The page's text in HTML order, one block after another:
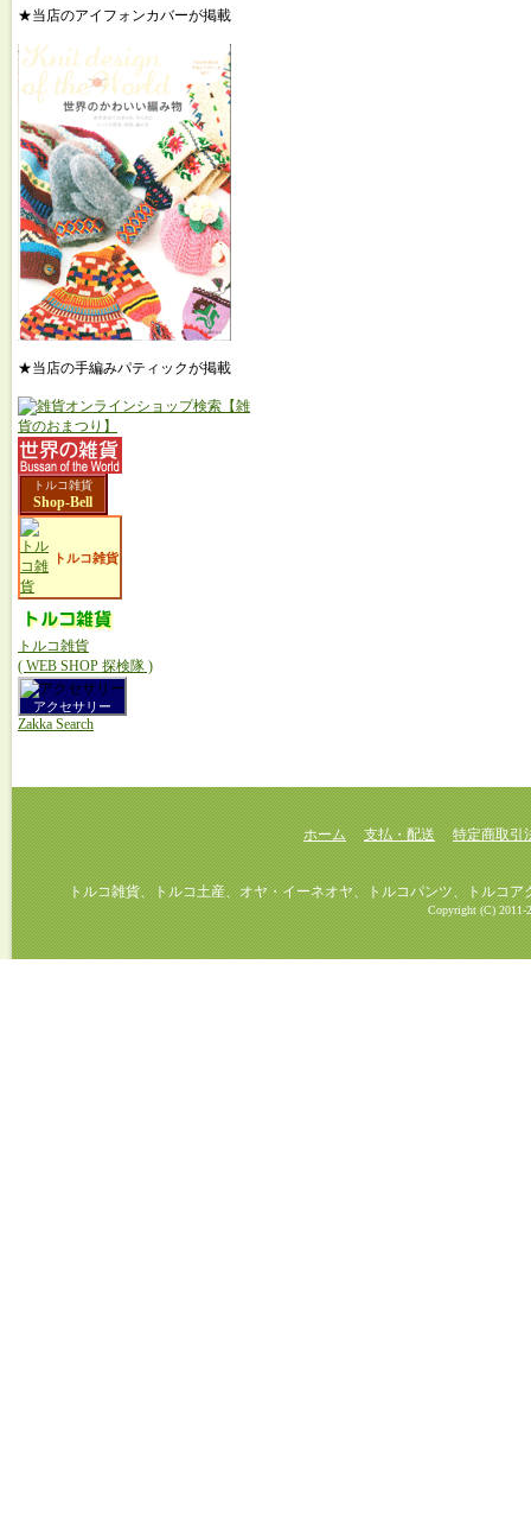
★当店のアイフォンカバーが掲載
★当店の手編みパティックが掲載
トルコ雑貨
Shop-Bell
トルコ雑貨
トルコ雑貨
( WEB SHOP 探検隊 )
アクセサリー
Zakka Search
ホーム 支払・配送 特定商取引
トルコ雑貨、トルコ土産、オヤ・イーネオヤ、トルコパンツ、トルコアク
Copyright (C) 2011-